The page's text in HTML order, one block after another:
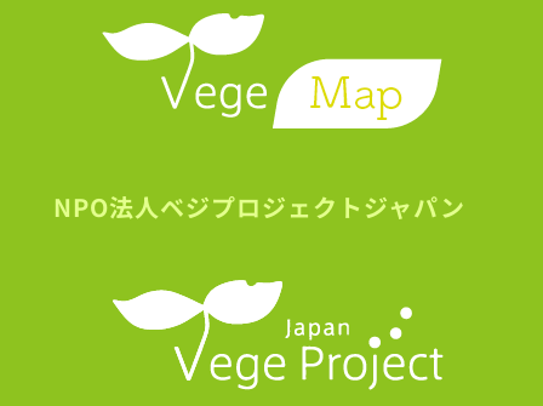
NPO法人ベジプロジェクトジャパン